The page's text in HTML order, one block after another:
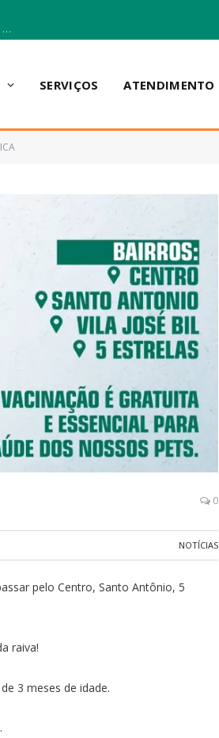
Escola Municipal Vicentina Vieira dos Santos, no Polo Bebedouro, recebeu materiais para a implantação do Cantinho da Leitura e da Sala Multidisciplinar.
SERVIÇOS ATENDIMENTO
0
NOTÍCIAS
pelo Centro, Santo Antônio, 5
raiva!
3 meses de idade.